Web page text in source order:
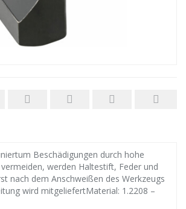
Beschädigungen durch hohe
werden Haltestift, Feder und
nach dem Anschweißen des Werkzeugs
wird mitgeliefertMaterial: 1.2208 –